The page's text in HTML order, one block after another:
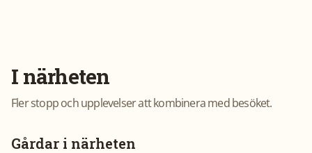
I närheten
Fler stopp och upplevelser att kombinera med besöket.
Gårdar i närheten